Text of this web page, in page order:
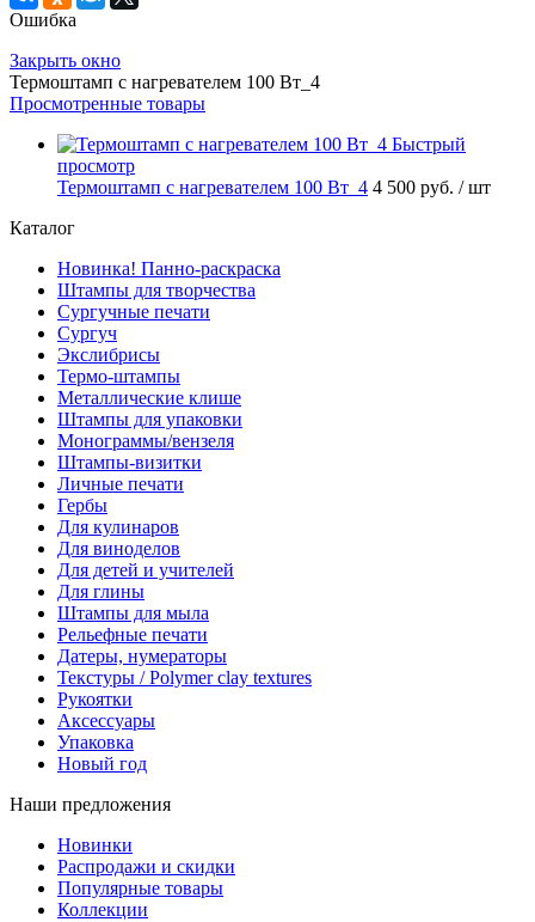
Ошибка
Закрыть окно
Термоштамп с нагревателем 100 Вт_4
Просмотренные товары
Быстрый
просмотр
Термоштамп с нагревателем 100 Вт_4 4 500 руб. / шт
Каталог
Новинка! Панно-раскраска
Штампы для творчества
Сургучные печати
Сургуч
Экслибрисы
Термо-штампы
Металлические клише
Штампы для упаковки
Монограммы/вензеля
Штампы-визитки
Личные печати
Гербы
Для кулинаров
Для виноделов
Для детей и учителей
Для глины
Штампы для мыла
Рельефные печати
Датеры, нумераторы
Текстуры / Polymer clay textures
Рукоятки
Аксессуары
Упаковка
Новый год
Наши предложения
Новинки
Распродажи и скидки
Популярные товары
Коллекции